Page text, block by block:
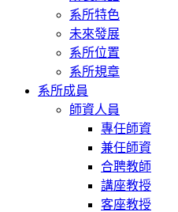
系所特色
未來發展
系所位置
系所規章
系所成員
師資人員
專任師資
兼任師資
合聘教師
講座教授
客座教授